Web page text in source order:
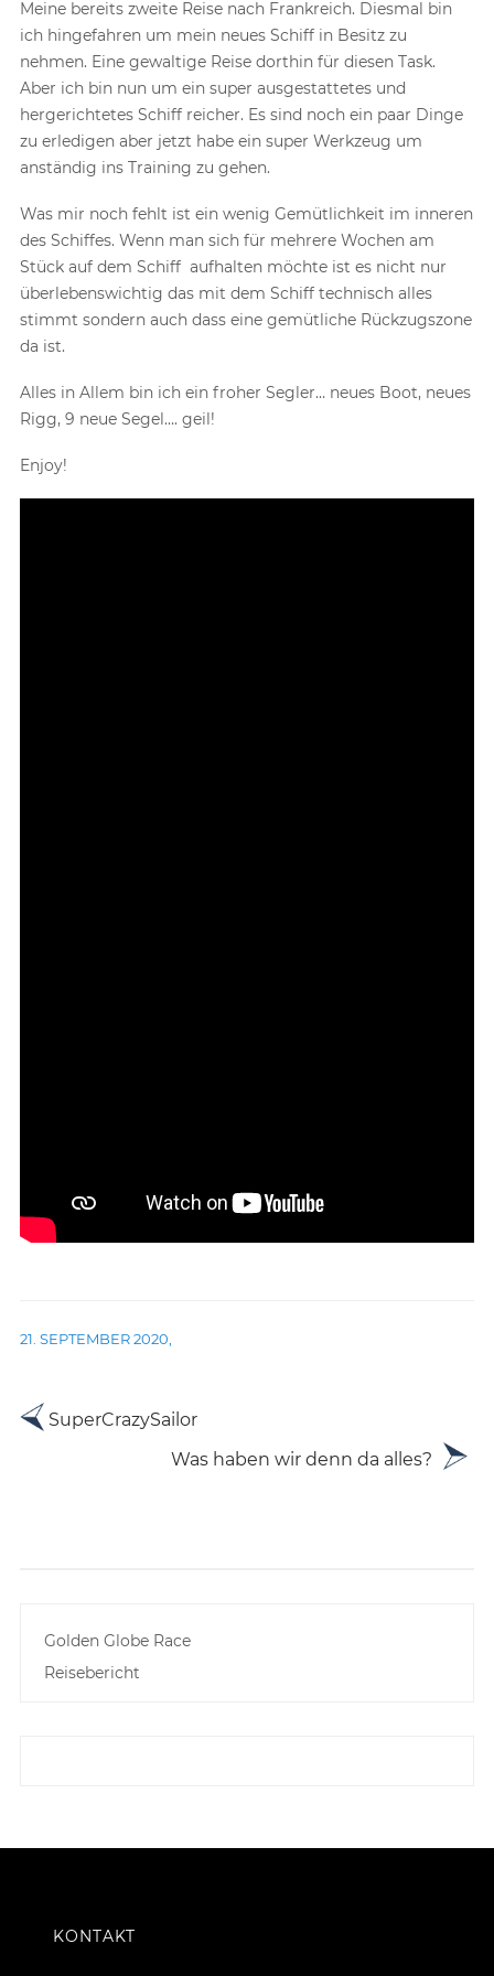
Meine bereits zweite Reise nach Frankreich. Diesmal bin
ich hingefahren um mein neues Schiff in Besitz zu
nehmen. Eine gewaltige Reise dorthin für diesen Task.
Aber ich bin nun um ein super ausgestattetes und
hergerichtetes Schiff reicher. Es sind noch ein paar Dinge
zu erledigen aber jetzt habe ein super Werkzeug um
anständig ins Training zu gehen.
Was mir noch fehlt ist ein wenig Gemütlichkeit im inneren
des Schiffes. Wenn man sich für mehrere Wochen am
Stück auf dem Schiff aufhalten möchte ist es nicht nur
überlebenswichtig das mit dem Schiff technisch alles
stimmt sondern auch dass eine gemütliche Rückzugszone
da ist.
Alles in Allem bin ich ein froher Segler… neues Boot, neues
Rigg, 9 neue Segel…. geil!
Enjoy!
21. SEPTEMBER 2020
Beitrags-
Older
posts
SuperCrazySailor
Newer
Was haben wir denn da alles?
Golden Globe Race
Reisebericht
KONTAKT